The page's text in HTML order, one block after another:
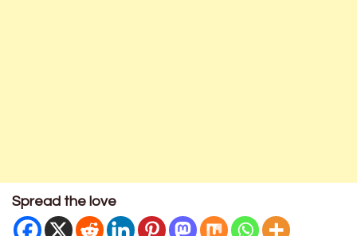
Spread the love